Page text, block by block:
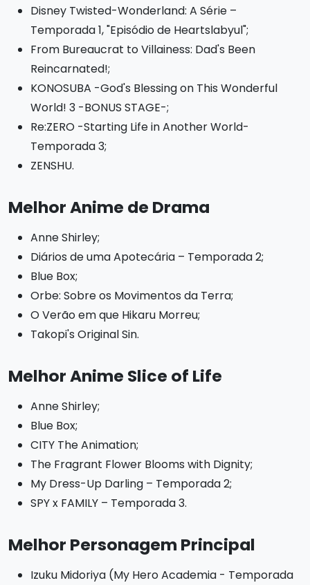
Disney Twisted-Wonderland: A Série –
Temporada 1, "Episódio de Heartslabyul";
From Bureaucrat to Villainess: Dad's Been
Reincarnated!;
KONOSUBA -God's Blessing on This Wonderful
World! 3 -BONUS STAGE-;
Re:ZERO -Starting Life in Another World-
Temporada 3;
ZENSHU.
Melhor Anime de Drama
Anne Shirley;
Diários de uma Apotecária – Temporada 2;
Blue Box;
Orbe: Sobre os Movimentos da Terra;
O Verão em que Hikaru Morreu;
Takopi's Original Sin.
Melhor Anime Slice of Life
Anne Shirley;
Blue Box;
CITY The Animation;
The Fragrant Flower Blooms with Dignity;
My Dress-Up Darling – Temporada 2;
SPY x FAMILY – Temporada 3.
Melhor Personagem Principal
Izuku Midoriya (My Hero Academia - Temporada